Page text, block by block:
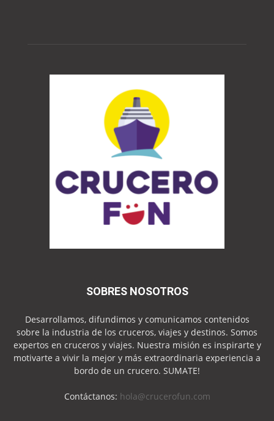
SOBRES NOSOTROS
Desarrollamos, difundimos y comunicamos contenidos
sobre la industria de los cruceros, viajes y destinos. Somos
expertos en cruceros y viajes. Nuestra misión es inspirarte y
motivarte a vivir la mejor y más extraordinaria experiencia a
bordo de un crucero. SUMATE!
Contáctanos: hola@crucerofun.com